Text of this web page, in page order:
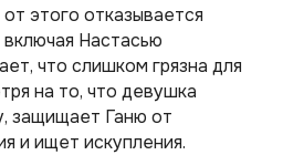
этого отказывается
Настасью
что слишком грязна для
на то, что девушка
защищает Ганю от
и ищет искупления.